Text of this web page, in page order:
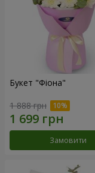
Букет "Фіона"
1 888 грн
Замовити